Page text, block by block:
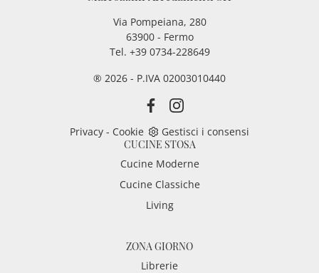
Via Pompeiana, 280
63900 - Fermo
Tel. +39 0734-228649
® 2026 - P.IVA 02003010440
Privacy - Cookie
Gestisci i consensi
CUCINE STOSA
Cucine Moderne
Cucine Classiche
Living
ZONA GIORNO
Librerie